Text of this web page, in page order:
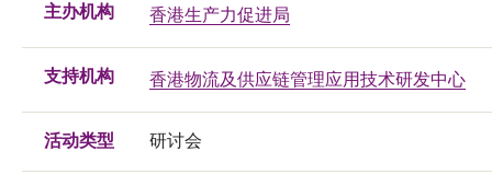
主办机构 香港生产力促进局
支持机构 香港物流及供应链管理应用技术研发中心
活动类型 研讨会